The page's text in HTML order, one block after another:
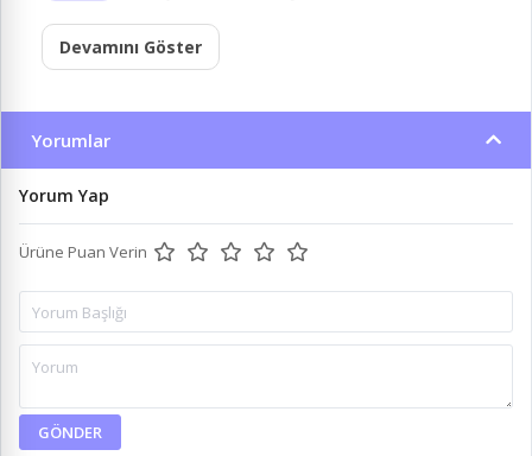
Devamını Göster
Yorumlar
Yorum Yap
Ürüne Puan Verin
GÖNDER